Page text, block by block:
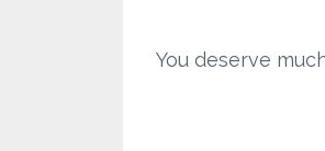
You deserve